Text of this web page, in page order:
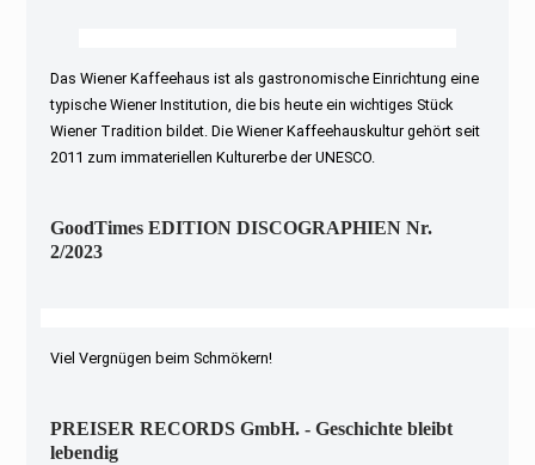
Das Wiener Kaffeehaus ist als gastronomische Einrichtung eine
typische Wiener Institution, die bis heute ein wichtiges Stück
Wiener Tradition bildet. Die Wiener Kaffeehauskultur gehört seit
2011 zum immateriellen Kulturerbe der UNESCO.
GoodTimes EDITION DISCOGRAPHIEN Nr.
2/2023
Viel Vergnügen beim Schmökern!
PREISER RECORDS GmbH. - Geschichte bleibt
lebendig